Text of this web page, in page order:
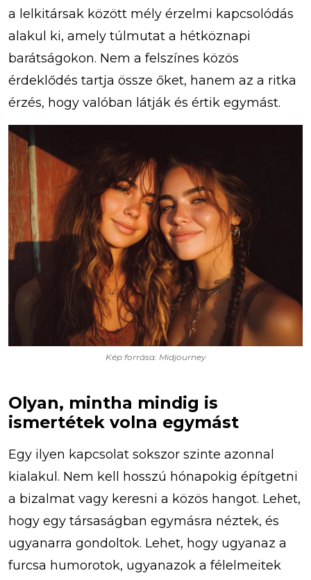
a lelkitársak között mély érzelmi kapcsolódás
alakul ki, amely túlmutat a hétköznapi
barátságokon. Nem a felszínes közös
érdeklődés tartja össze őket, hanem az a ritka
érzés, hogy valóban látják és értik egymást.
Kép forrása: Midjourney
Olyan, mintha mindig is
ismertétek volna egymást
Egy ilyen kapcsolat sokszor szinte azonnal
kialakul. Nem kell hosszú hónapokig építgetni
a bizalmat vagy keresni a közös hangot. Lehet,
hogy egy társaságban egymásra néztek, és
ugyanarra gondoltok. Lehet, hogy ugyanaz a
furcsa humorotok, ugyanazok a félelmeitek